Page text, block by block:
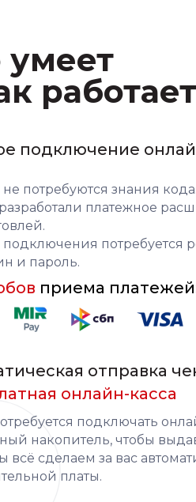
умеет
работает
потребуются знания кода.
платежное
потребуется
и пароль.
подключение
отправка
онлайн-касса
приема
подключать
накопитель, чтобы
всё сделаем за вас
платы.